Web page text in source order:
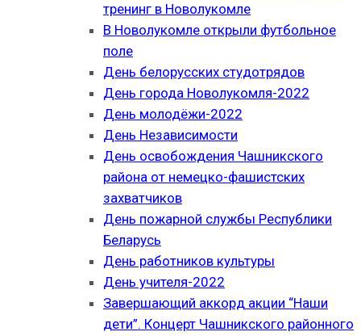
тренинг в Новолукомле
В Новолукомле открыли футбольное
поле
День белорусских студотрядов
День города Новолукомля-2022
День молодёжи-2022
День Независимости
День освобождения Чашникского
района от немецко-фашистских
захватчиков
День пожарной службы Республики
Беларусь
День работников культуры
День учителя-2022
Завершающий аккорд акции “Наши
дети”. Концерт Чашникского районного